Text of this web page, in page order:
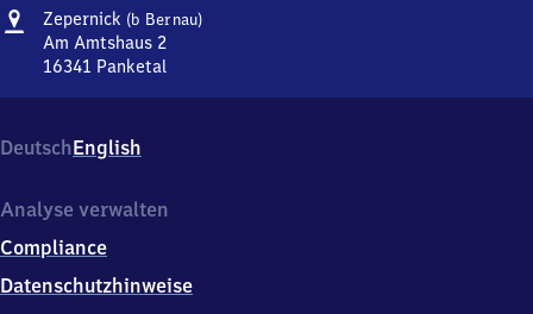
Adresse
Zepernick (b Bernau)Zepernick
Am Amtshaus 2
16341 Panketal
Bernau),
Am
2,
6
3
DeutschEnglish
Analyse verwalten
Compliance
Datenschutzhinweise